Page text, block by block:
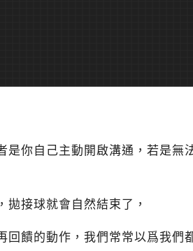
你自己主動開啟溝通，若是無
接球就會自然結束了，
饋的動作，我們常常以爲我們